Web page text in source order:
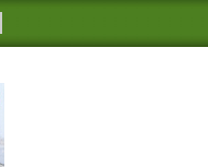
メール配信を登録す